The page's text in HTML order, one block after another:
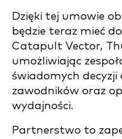
Dzięki tej umowie
będzie teraz mieć
Catapult Vector,
umożliwiając
świadomych decyzji
zawodników oraz
wydajności.
Partnerstwo to